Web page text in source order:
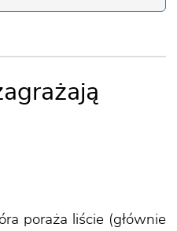
poraża liście (głównie